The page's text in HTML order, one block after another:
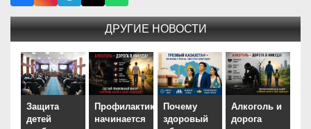
ДРУГИЕ НОВОСТИ
Защита
детей
Профилактика
начинается
Почему
здоровый
Алкоголь и
дорога